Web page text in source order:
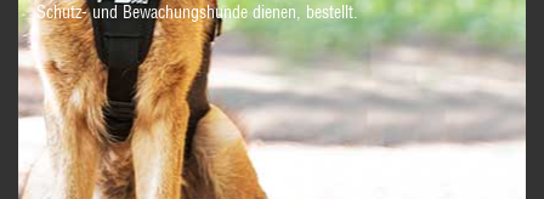
Schutz- und Bewachungshunde dienen, bestellt.